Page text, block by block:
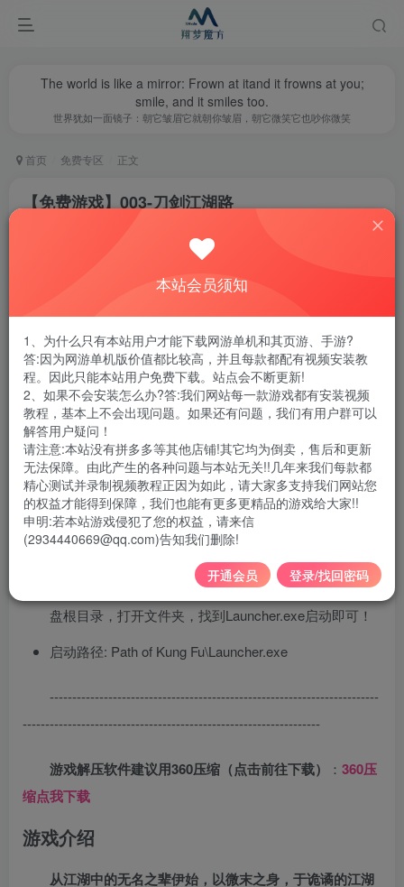
The world is like a mirror: Frown at itand it frowns at you;
smile, and it smiles too.
世界犹如一面镜子：朝它皱眉它就朝你皱眉，朝它微笑它也吵你微笑
首页 免费专区 正文
【免费游戏】003-刀剑江湖路
游戏大小 4GB
游戏版本v0.5.1.5
不需要虚拟机
支持系统win7、win10、win11
安装说明：游戏路径不能含有中文和(.)，否则报错无法
解压之后，把英文文件夹剪切到磁
盘根目录，打开文件夹，找到Launcher.exe启动即可！
启动路径: Path of Kung Fu\Launcher.exe
-------------------------------------------------------------------------
------------------------------------------------------------------
游戏解压软件建议用360压缩（点击前往下载） ： 360压
缩点我下载
游戏介绍
从江湖中的无名之辈伊始，以微末之身，于诡谲的江湖
本站会员须知
1、为什么只有本站用户才能下载网游单机和其页游、手游?
答:因为网游单机版价值都比较高，并且每款都配有视频安装教
程。因此只能本站用户免费下载。站点会不断更新!
2、如果不会安装怎么办?答:我们网站每一款游戏都有安装视频
教程，基本上不会出现问题。如果还有问题，我们有用户群可以
解答用户疑问！
请注意:本站没有拼多多等其他店铺!其它均为倒卖，售后和更新
无法保障。由此产生的各种问题与本站无关!!几年来我们每款都
精心测试并录制视频教程正因为如此，请大家多支持我们网站您
的权益才能得到保障，我们也能有更多更精品的游戏给大家!!
申明:若本站游戏侵犯了您的权益，请来信
(2934440669@qq.com)告知我们删除!
开通会员 登录/找回密码